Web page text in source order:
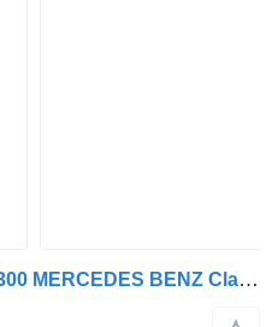
Ammortizzatore A2133202300 MERCEDES BENZ Classe E W213 per automobile Mercedes-Benz E Class W213